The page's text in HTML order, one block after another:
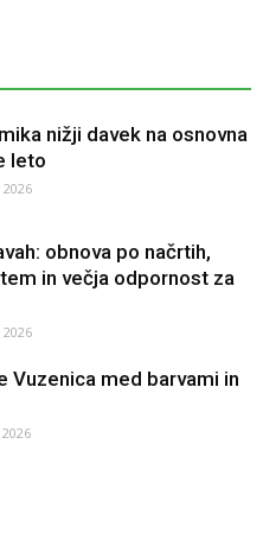
nižji davek na osnovna
leto
2026
obnova po načrtih,
in večja odpornost za
Vuzenica med barvami in